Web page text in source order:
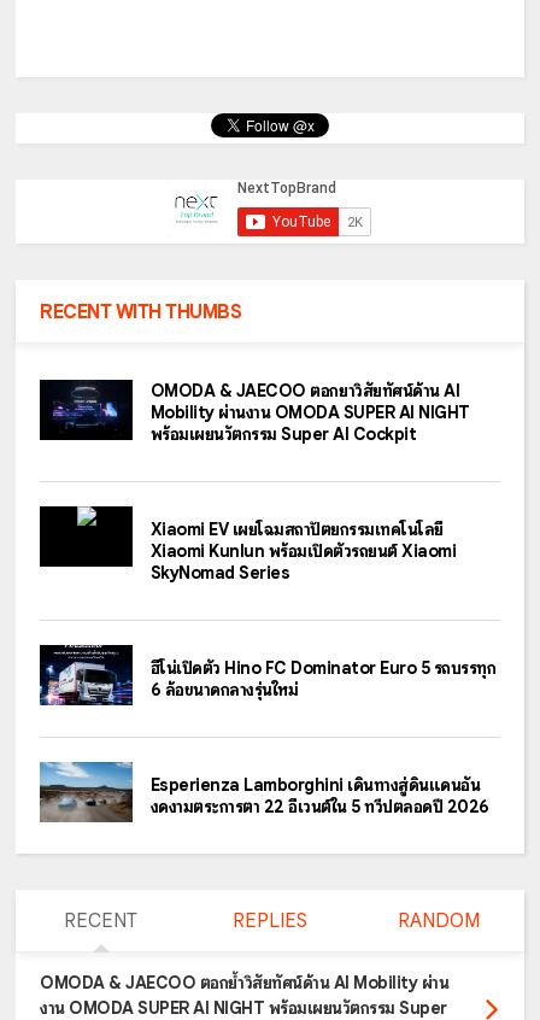
RECENT WITH THUMBS
OMODA & JAECOO ตอกย้ำวิสัยทัศน์ด้าน AI
Mobility ผ่านงาน OMODA SUPER AI NIGHT
พร้อมเผยนวัตกรรม Super AI Cockpit
Xiaomi EV เผยโฉมสถาปัตยกรรมเทคโนโลยี
Xiaomi Kunlun พร้อมเปิดตัวรถยนต์ Xiaomi
SkyNomad Series
ฮีโน่เปิดตัว Hino FC Dominator Euro 5 รถบรรทุก
6 ล้อขนาดกลางรุ่นใหม่
Esperienza Lamborghini เดินทางสู่ดินแดนอัน
งดงามตระการตา 22 อีเวนต์ใน 5 ทวีปตลอดปี 2026
RECENT REPLIES RANDOM
OMODA & JAECOO ตอกย้ำวิสัยทัศน์ด้าน AI Mobility ผ่าน
งาน OMODA SUPER AI NIGHT พร้อมเผยนวัตกรรม Super